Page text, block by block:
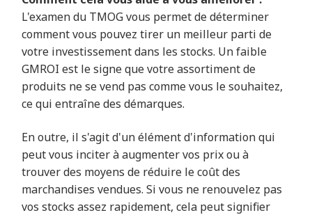
L'examen du TMOG vous permet de déterminer
comment vous pouvez tirer un meilleur parti de
votre investissement dans les stocks. Un faible
GMROI est le signe que votre assortiment de
produits ne se vend pas comme vous le souhaitez,
ce qui entraîne des démarques.
En outre, il s'agit d'un élément d'information qui
peut vous inciter à augmenter vos prix ou à
trouver des moyens de réduire le coût des
marchandises vendues. Si vous ne renouvelez pas
vos stocks assez rapidement, cela peut signifier